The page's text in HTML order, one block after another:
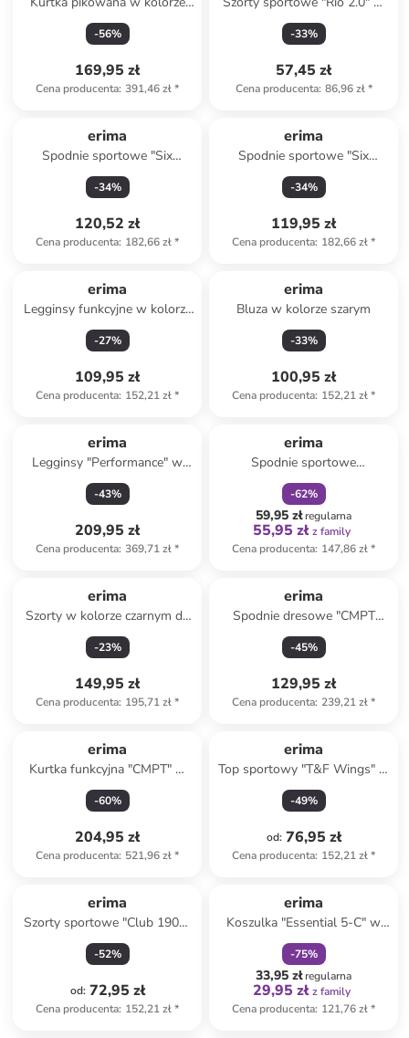
antracytowym
-56%
169,95 zł
Cena producenta: 391,46 zł*
kolorze zielonym
-33%
57,45 zł
Cena producenta: 86,96 zł*
erima
Spodnie sportowe "Six
Wings" w kolorze granatowo-
niebieskim
-34%
120,52 zł
Cena producenta: 182,66 zł*
erima
Spodnie sportowe "Six
Wings" w kolorze biało-
czarnym
-34%
119,95 zł
Cena producenta: 182,66 zł*
erima
Legginsy funkcyjne w kolorze
niebieskim
-27%
109,95 zł
Cena producenta: 152,21 zł*
erima
Bluza w kolorze szarym
-33%
100,95 zł
Cena producenta: 152,21 zł*
erima
Legginsy "Performance" w
kolorze czarnym do biegania
-43%
209,95 zł
Cena producenta: 369,71 zł*
erima
Spodnie sportowe
"Wadeneinsatz 2.0" w kolorze
granatowym
-62%
59,95 złregularna
55,95 zł z family
Cena producenta: 147,86 zł*
erima
Szorty w kolorze czarnym do
biegania
-23%
149,95 zł
Cena producenta: 195,71 zł*
erima
Spodnie dresowe "CMPT
Wings" w kolorze czarnym
-45%
129,95 zł
Cena producenta: 239,21 zł*
erima
Kurtka funkcyjna "CMPT" w
kolorze czarnym
-60%
204,95 zł
Cena producenta: 521,96 zł*
erima
Top sportowy "T&F Wings" w
kolorze bordowym
-49%
od: 76,95 zł
Cena producenta: 152,21 zł*
erima
Szorty sportowe "Club 1900"
w kolorze granatowym
-52%
od: 72,95 zł
Cena producenta: 152,21 zł*
erima
Koszulka "Essential 5-C" w
kolorze czerwonym
-75%
33,95 złregularna
29,95 zł z family
Cena producenta: 121,76 zł*